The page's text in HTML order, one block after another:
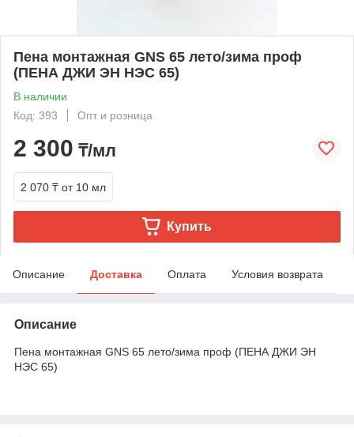
Пена монтажная GNS 65 лето/зима проф
(ПЕНА ДЖИ ЭН НЭС 65)
В наличии
Код: 393
Опт и розница
2 300 ₸/мл
2 070 ₸ от 10 мл
Купить
Описание Доставка Оплата Условия возврата
Описание
Пена монтажная GNS 65 лето/зима проф (ПЕНА ДЖИ ЭН
НЭС 65)